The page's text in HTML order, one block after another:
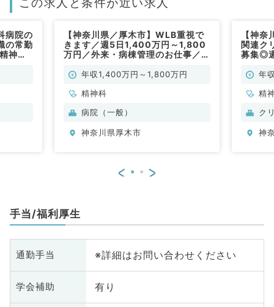
病院の
の常勤
神科
【神奈川県／厚木市】WLB重視で
きます／週5日1,400万円～1,800
万円／外来・病棟管理のお仕事／救
勤）年収1,400万円～1,800万円
精神科
病院（一般）
神奈川県厚木市
【神
関連ク
募集◎
年
精
ク
神
< >
手当/福利厚生
通勤手当 ※詳細はお問い合わせください
学会補助 有り